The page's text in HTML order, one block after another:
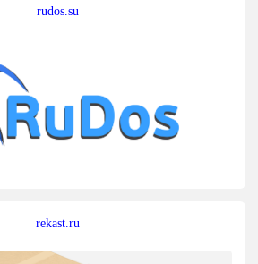
rudos.su
rekast.ru